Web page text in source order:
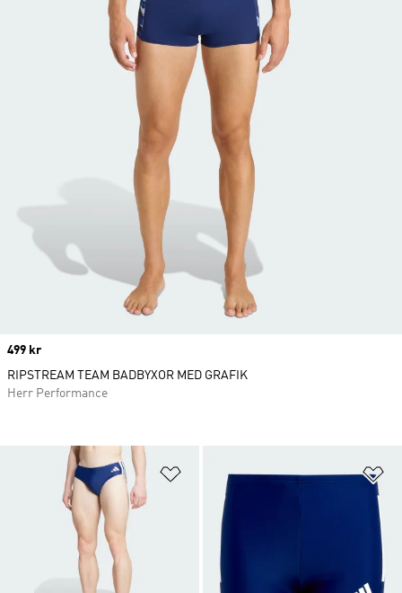
Price
499 kr
RIPSTREAM TEAM BADBYXOR MED GRAFIK
Herr Performance